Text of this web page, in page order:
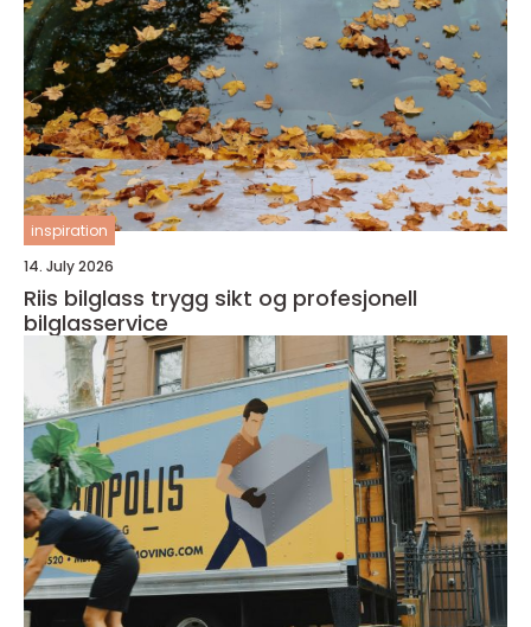
inspiration
14. July 2026
Riis bilglass trygg sikt og profesjonell
bilglasservice